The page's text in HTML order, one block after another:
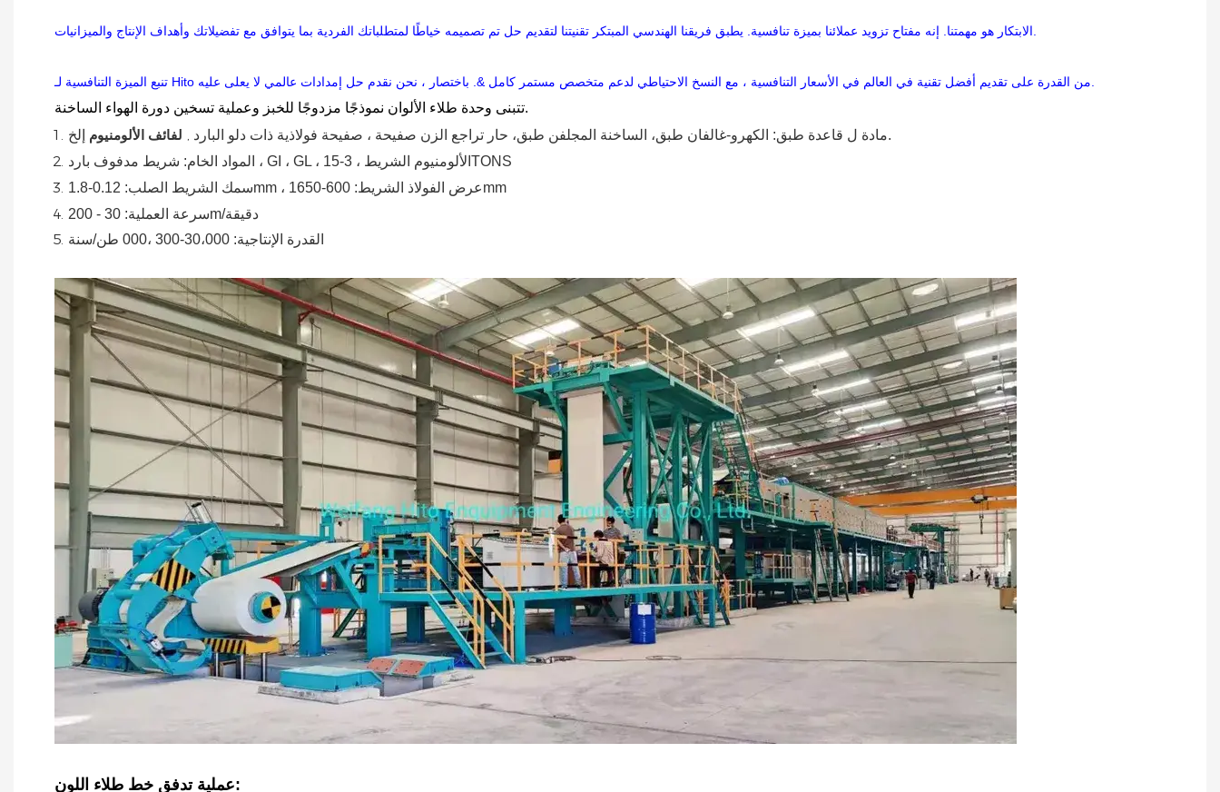
تتبنى وحدة طلاء الألوان نموذجًا مزدوجًا للخبز وعملية تسخين دورة الهواء الساخنة.
مادة ل قاعدة طبق: الكهرو-غالفان طبق، الساخنة المجلفن طبق، حار تراجع الزن صفيحة ، صفيحة فولاذية ذات دلو البارد , لفائف الألومنيوم
إلخ.
المواد الخام: شريط مدفوف بارد ، GI ، GL ، الألومنيوم الشريط ، 3-15TONS
سمك الشريط الصلب:
0.12-1.8mm ، عرض الفولاذ الشريط:600-1650mm
سرعة العملية: 30 - 200m/دقيقة
القدرة الإنتاجية: 30،000-300 ،000
طن/سنة
عملية تدفق خط طلاء اللون: